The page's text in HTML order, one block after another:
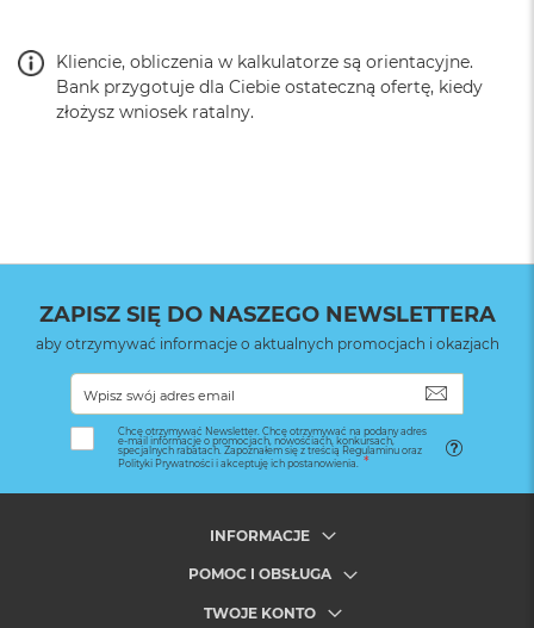
Kliencie, obliczenia w kalkulatorze są orientacyjne.
Bank przygotuje dla Ciebie ostateczną ofertę, kiedy
złożysz wniosek ratalny.
ZAPISZ SIĘ DO NASZEGO NEWSLETTERA
aby otrzymywać informacje o aktualnych promocjach i okazjach
Chcę otrzymywać Newsletter. Chcę otrzymywać na podany adres
e-mail informacje o promocjach, nowościach, konkursach,
specjalnych rabatach. Zapoznałem się z treścią Regulaminu oraz
Polityki Prywatności i akceptuję ich postanowienia.
INFORMACJE
POMOC I OBSŁUGA
TWOJE KONTO